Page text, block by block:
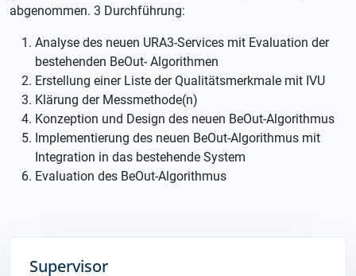
abgenommen. 3 Durchführung:
Analyse des neuen URA3-Services mit Evaluation der
bestehenden BeOut- Algorithmen
Erstellung einer Liste der Qualitätsmerkmale mit IVU
Klärung der Messmethode(n)
Konzeption und Design des neuen BeOut-Algorithmus
Implementierung des neuen BeOut-Algorithmus mit
Integration in das bestehende System
Evaluation des BeOut-Algorithmus
Supervisor